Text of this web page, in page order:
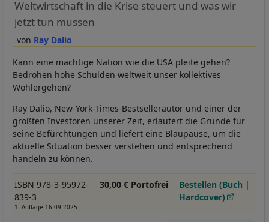
Ray Dalio
Weltwirtschaft in die Krise steuert und was wir
jetzt tun müssen
Kann eine mächtige Nation wie die USA pleite gehen?
Bedrohen hohe Schulden weltweit unser kollektives
Wohlergehen?
Ray Dalio, New-York-Times-Bestsellerautor und einer der
größten Investoren unserer Zeit, erläutert die Gründe für
seine Befürchtungen und liefert eine Blaupause, um die
aktuelle Situation besser verstehen und entsprechend
handeln zu können.
ISBN 978-3-95972-
839-3
1. Auflage 16.09.2025
30,00 € Portofrei
Bestellen (Buch |
Hardcover)